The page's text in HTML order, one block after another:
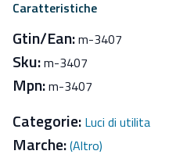
Caratteristiche
Gtin/Ean:m-3407
Sku:m-3407
Mpn:m-3407
Categorie: Luci di utilita
Marche:(Altro)